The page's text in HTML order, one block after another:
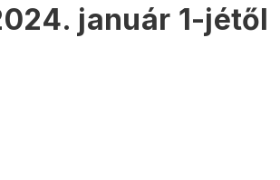
január 1-jétől